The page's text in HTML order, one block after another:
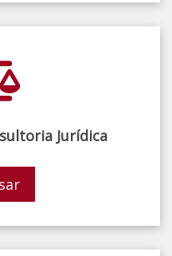
Jurídica